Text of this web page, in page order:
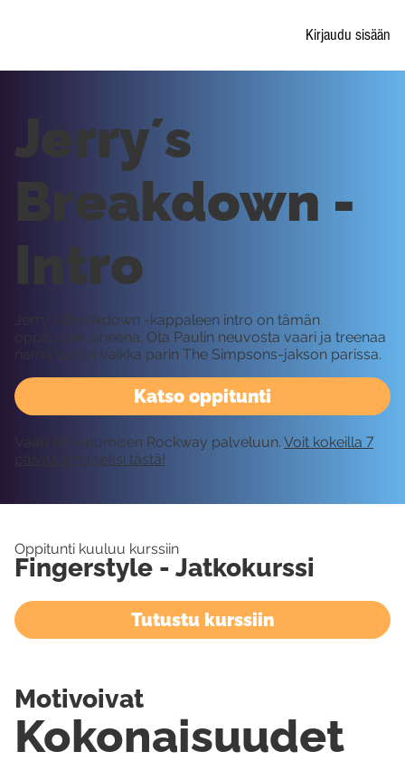
Kirjaudu sisään
Katso oppitunti
Jerry´s
Breakdown -
Intro
Jerry´s Breakdown -kappaleen intro on tämän
oppitunnin aiheena. Ota Paulin neuvosta vaari ja treenaa
nämä kuviot vaikka parin The Simpsons-jakson parissa.
Vaatii kirjautumisen Rockway palveluun. Voit kokeilla 7
päivää ilmaiseksi tästä!
Oppitunti kuuluu kurssiin
Fingerstyle - Jatkokurssi
Tutustu kurssiin
Kokonaisuudet
Motivoivat